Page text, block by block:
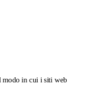
modo in cui i siti web